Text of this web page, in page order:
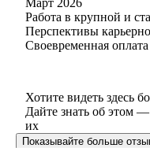
Работа в крупной и
Перспективы
Своевременная оплата
Хотите видеть здесь
Дайте знать об этом
их
Показывайте больше